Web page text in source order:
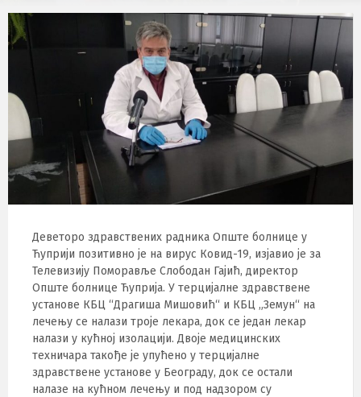
Деветоро здравствених радника Опште болнице у
Ћуприји позитивно је на вирус Ковид-19, изјавио је за
Телевизију Поморавље Слободан Гајић, директор
Опште болнице Ћуприја. У терцијалне здравствене
установе КБЦ “Драгиша Мишовић“ и КБЦ „Земун“ на
лечењу се налази троје лекара, док се један лекар
налази у кућној изолацији. Двоје медицинских
техничара такође је упућено у терцијалне
здравствене установе у Београду, док се остали
налазе на кућном лечењу и под надзором су